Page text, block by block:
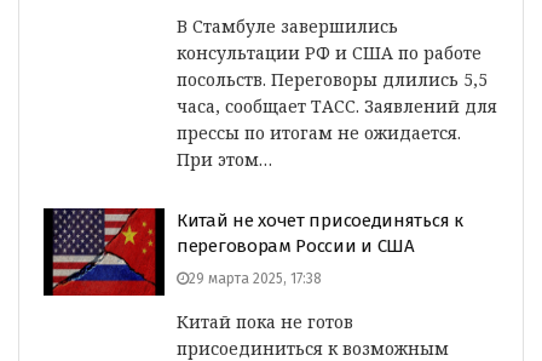
В Стамбуле завершились
консультации РФ и США по работе
посольств. Переговоры длились 5,5
часа, сообщает ТАСС. Заявлений для
прессы по итогам не ожидается.
При этом…
Китай не хочет присоединяться к
переговорам России и США
29 марта 2025, 17:38
Китай пока не готов
присоединиться к возможным